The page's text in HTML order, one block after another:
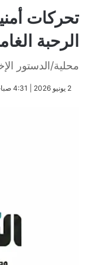
تحركات
الرحبة
محلية/الدستور
​2 يونيو 2026 | 4:31 صباحًا